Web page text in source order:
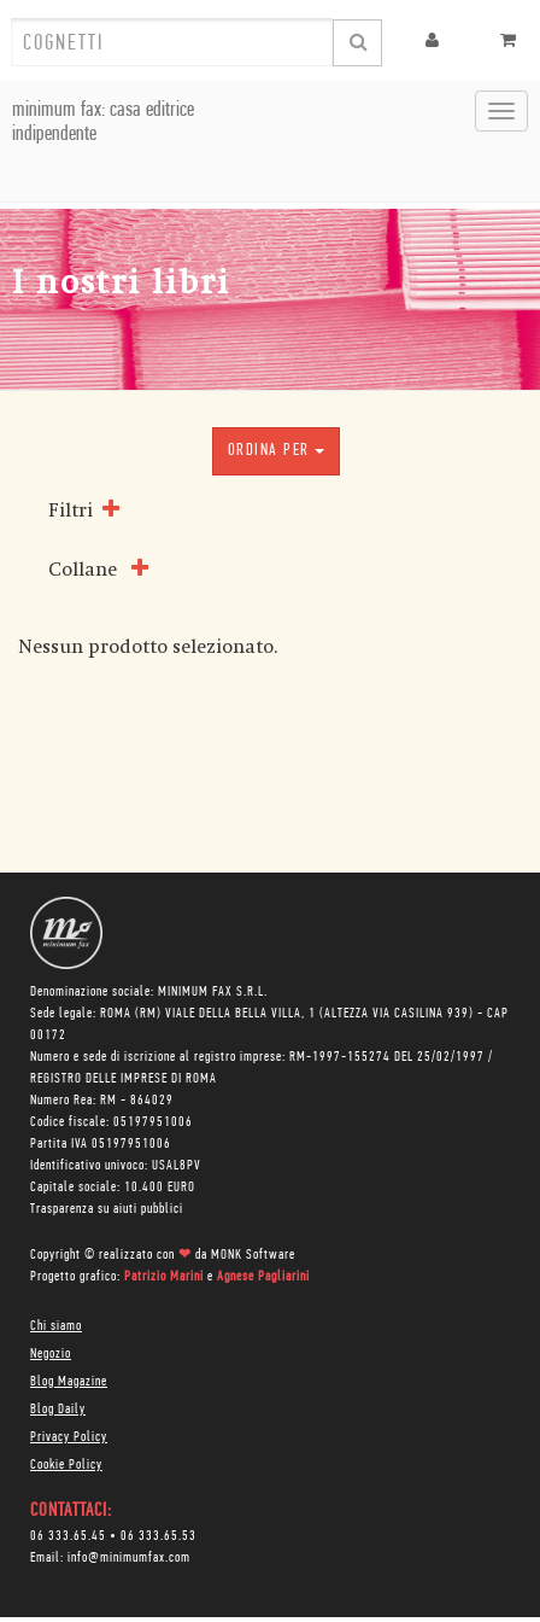
minimum fax: casa editrice
indipendente
I nostri libri
ORDINA PER
Filtri
Collane
Nessun prodotto selezionato.
Denominazione sociale: MINIMUM FAX S.R.L.
Sede legale: ROMA (RM) VIALE DELLA BELLA VILLA, 1 (ALTEZZA VIA CASILINA 939) - CAP
00172
Numero e sede di iscrizione al registro imprese: RM-1997-155274 DEL 25/02/1997 /
REGISTRO DELLE IMPRESE DI ROMA
Numero Rea: RM - 864029
Codice fiscale: 05197951006
Partita IVA 05197951006
Identificativo univoco: USAL8PV
Capitale sociale: 10.400 EURO
Trasparenza su aiuti pubblici
Copyright © realizzato con ❤ da MONK Software
Progetto grafico: Patrizio Marini e Agnese Pagliarini
Chi siamo
Negozio
Blog Magazine
Blog Daily
Privacy Policy
Cookie Policy
CONTATTACI:
06 333.65.45 • 06 333.65.53
Email: info@minimumfax.com